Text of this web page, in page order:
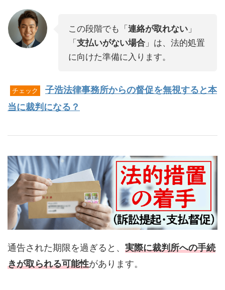
この段階でも「連絡が取れない 」
「支払いがない場合 」は、法的処置
に向けた準備に入ります。
チェック
子浩法律事務所からの督促を無視すると本
当に裁判になる？
通告された期限を過ぎると、 実際に裁判所への手続
きが取られる可能性があります。